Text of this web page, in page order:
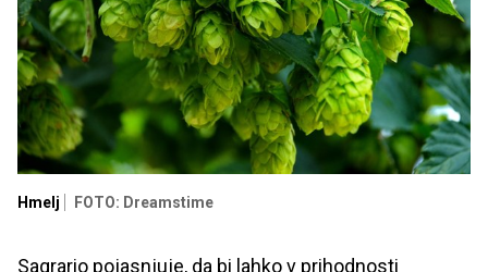
Hmelj FOTO: Dreamstime
Sagrario pojasnjuje, da bi lahko v prihodnosti